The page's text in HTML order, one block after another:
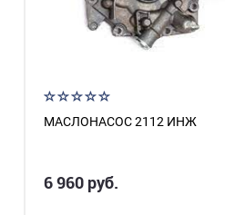
МАСЛОНАСОС 2112 ИНЖ
6 960 руб.